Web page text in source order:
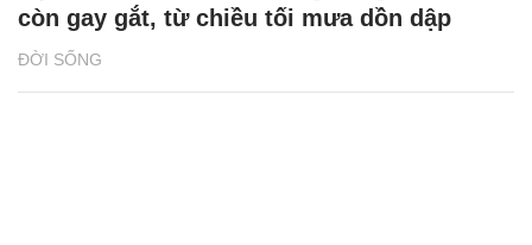
ĐỜI SỐNG
còn gay gắt, từ chiều tối mưa dồn dập